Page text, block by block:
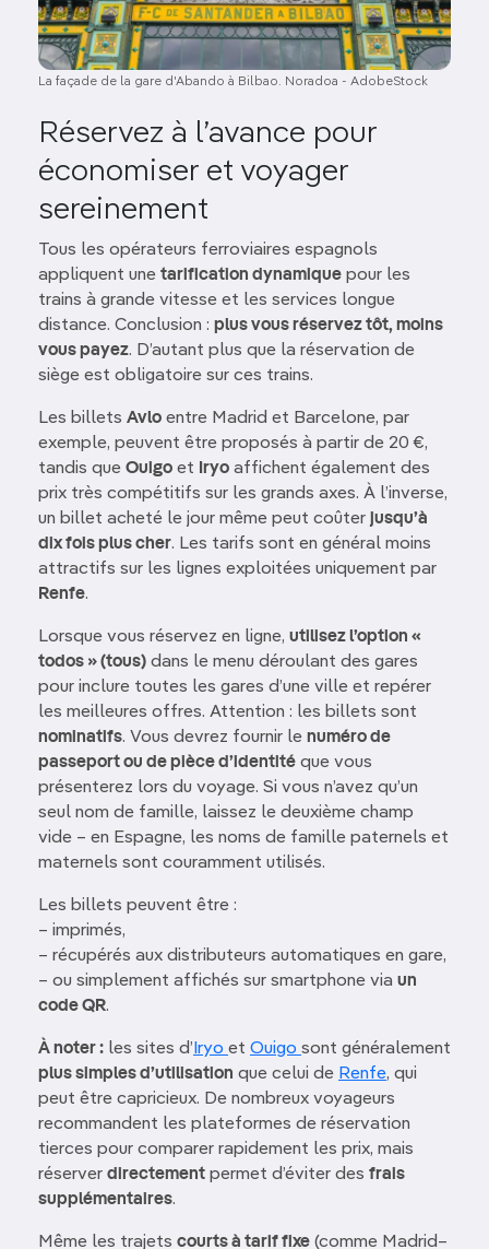
La façade de la gare d'Abando à Bilbao. Noradoa - AdobeStock
Réservez à l’avance pour
économiser et voyager
sereinement
Tous les opérateurs ferroviaires espagnols
appliquent une tarification dynamique pour les
trains à grande vitesse et les services longue
distance. Conclusion : plus vous réservez tôt, moins
vous payez. D’autant plus que la réservation de
siège est obligatoire sur ces trains.
Les billets Avlo entre Madrid et Barcelone, par
exemple, peuvent être proposés à partir de 20 €,
tandis que Ouigo et Iryo affichent également des
prix très compétitifs sur les grands axes. À l’inverse,
un billet acheté le jour même peut coûter jusqu’à
dix fois plus cher. Les tarifs sont en général moins
attractifs sur les lignes exploitées uniquement par
Renfe.
Lorsque vous réservez en ligne, utilisez l’option «
todos » (tous) dans le menu déroulant des gares
pour inclure toutes les gares d’une ville et repérer
les meilleures offres. Attention : les billets sont
nominatifs. Vous devrez fournir le numéro de
passeport ou de pièce d’identité que vous
présenterez lors du voyage. Si vous n’avez qu’un
seul nom de famille, laissez le deuxième champ
vide – en Espagne, les noms de famille paternels et
maternels sont couramment utilisés.
Les billets peuvent être :
– imprimés,
– récupérés aux distributeurs automatiques en gare,
– ou simplement affichés sur smartphone via un
code QR.
À noter : les sites d’ Iryo et Ouigo sont généralement
plus simples d’utilisation que celui de Renfe, qui
peut être capricieux. De nombreux voyageurs
recommandent les plateformes de réservation
tierces pour comparer rapidement les prix, mais
réserver directement permet d’éviter des frais
supplémentaires.
Même les trajets courts à tarif fixe (comme Madrid–